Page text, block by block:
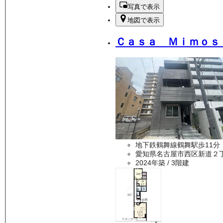
写真で表示
地図で表示
Ｃａｓａ Ｍｉｍｏｓ
地下鉄鶴舞線鶴舞駅歩11分
愛知県名古屋市西区新道２
2024年築 / 3階建